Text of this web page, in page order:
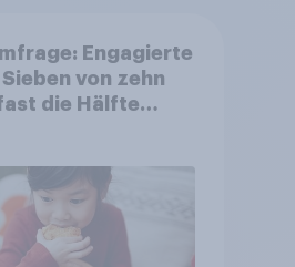
Engagierte
von zehn
die Hälfte